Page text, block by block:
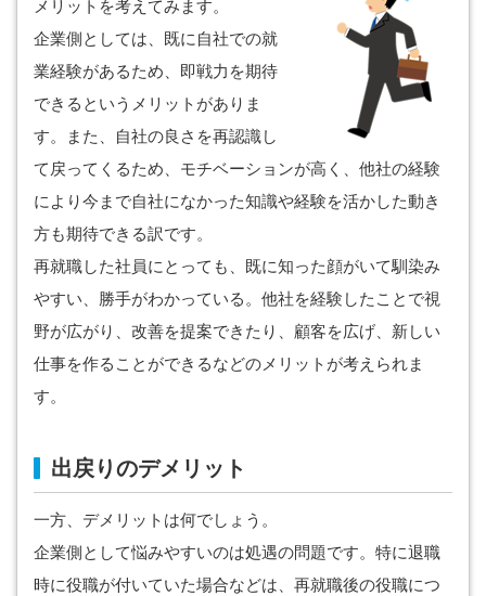
メリットを考えてみます。
企業側としては、既に自社での就
業経験があるため、即戦力を期待
できるというメリットがありま
す。また、自社の良さを再認識し
て戻ってくるため、モチベーションが高く、他社の経験
により今まで自社になかった知識や経験を活かした動き
方も期待できる訳です。
再就職した社員にとっても、既に知った顔がいて馴染み
やすい、勝手がわかっている。他社を経験したことで視
野が広がり、改善を提案できたり、顧客を広げ、新しい
仕事を作ることができるなどのメリットが考えられま
す。
出戻りのデメリット
一方、デメリットは何でしょう。
企業側として悩みやすいのは処遇の問題です。特に退職
時に役職が付いていた場合などは、再就職後の役職につ